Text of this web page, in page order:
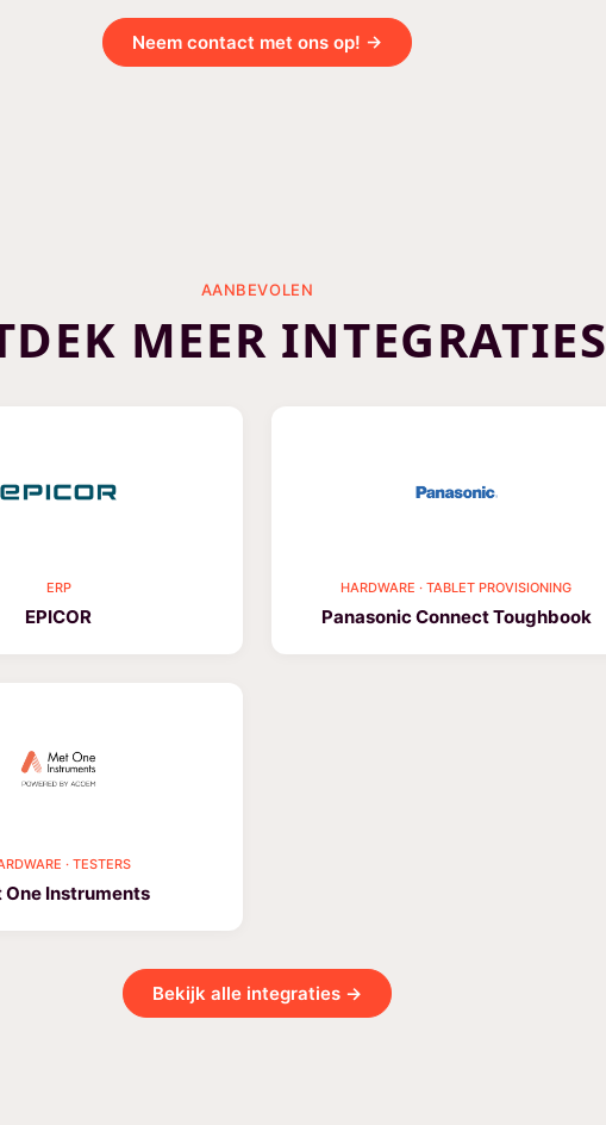
Neem contact met ons op! →
AANBEVOLEN
MEER INTEGRATIES
ERP
EPICOR
HARDWARE · TABLET PROVISIONING
Panasonic Connect Toughbook
· TESTERS
One Instruments
Bekijk alle integraties →